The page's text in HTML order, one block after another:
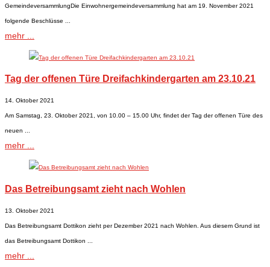
GemeindeversammlungDie Einwohnergemeindeversammlung hat am 19. November 2021
folgende Beschlüsse ...
mehr ...
Tag der offenen Türe Dreifachkindergarten am 23.10.21
14. Oktober 2021
Am Samstag, 23. Oktober 2021, von 10.00 – 15.00 Uhr, findet der Tag der offenen Türe des
neuen ...
mehr ...
Das Betreibungsamt zieht nach Wohlen
13. Oktober 2021
Das Betreibungsamt Dottikon zieht per Dezember 2021 nach Wohlen. Aus diesem Grund ist
das Betreibungsamt Dottikon ...
mehr ...